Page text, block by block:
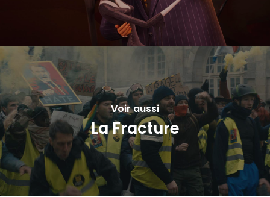
Voir aussi
La Fracture